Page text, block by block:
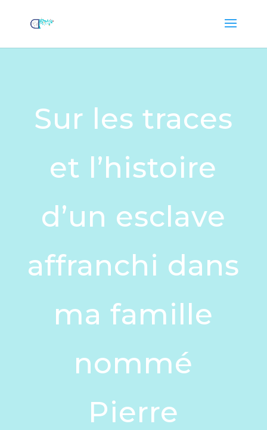
Sur les traces
et l’histoire
d’un esclave
affranchi dans
ma famille
nommé
Pierre